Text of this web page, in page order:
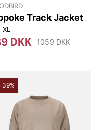
Track Jacket
XL
DKK 1059 DKK
39%